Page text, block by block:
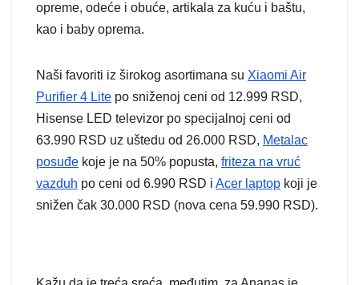
opreme, odeće i obuće, artikala za kuću i baštu,
kao i baby oprema.
Naši favoriti iz širokog asortimana su Xiaomi Air
Purifier 4 Lite po sniženoj ceni od 12.999 RSD,
Hisense LED televizor po specijalnoj ceni od
63.990 RSD uz uštedu od 26.000 RSD, Metalac
posuđe koje je na 50% popusta, friteza na vruć
vazduh po ceni od 6.990 RSD i Acer laptop koji je
snižen čak 30.000 RSD (nova cena 59.990 RSD).